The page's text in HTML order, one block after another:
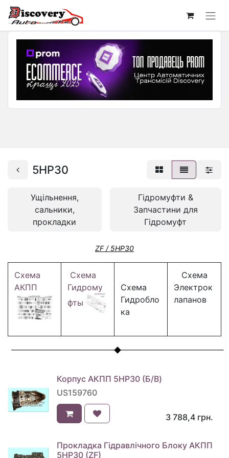
5HP30
Ущільнення,
сальники,
прокладки
Гідромуфти &
Запчастини для
Гідромуфт
ZF / 5HP30
Схема
АКПП
Схема
Гидрому
фты
Схема
Гидробло
ка
Схема
Электрок
лапанов
Корпус АКПП 5HP30 (Б/В)
US159760
3 788,4 грн.
Прокладка Гідравлічного Блоку АКПП
5HP30 (ZF)